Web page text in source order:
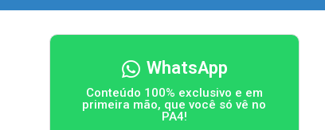
WhatsApp
Conteúdo 100% exclusivo e em
primeira mão, que você só vê no
PA4!